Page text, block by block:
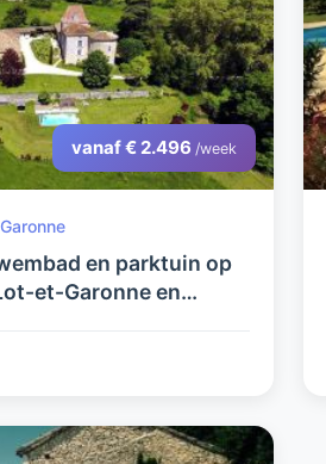
vanaf € 2.496 /week
en parktuin op
et-Garonne en